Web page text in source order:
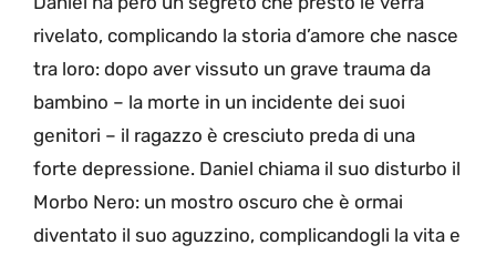
rivelato, complicando la storia d’amore che nasce
tra loro: dopo aver vissuto un grave trauma da
bambino – la morte in un incidente dei suoi
genitori – il ragazzo è cresciuto preda di una
forte depressione. Daniel chiama il suo disturbo il
Morbo Nero: un mostro oscuro che è ormai
diventato il suo aguzzino, complicandogli la vita e